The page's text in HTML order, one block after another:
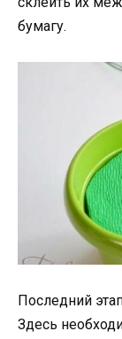
бумагу.
Последний
Здесь